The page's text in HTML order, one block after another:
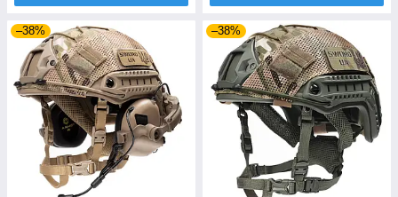
–38% –38%